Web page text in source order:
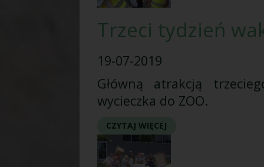
Trzeci tydzień
19-07-2019
Główną atrakcją
wycieczka do ZOO.
CZYTAJ WIĘCEJ